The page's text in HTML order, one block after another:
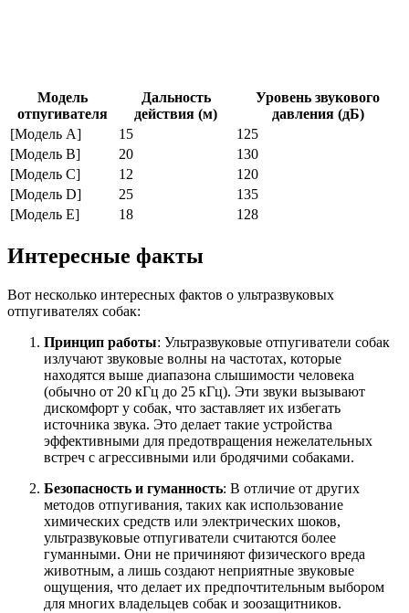
Модель
отпугивателя
Дальность
действия (м)
Уровень звукового
давления (дБ)
[Модель A]
15
125
[Модель B]
20
130
[Модель C]
12
120
[Модель D]
25
135
[Модель E]
18 128
Интересные факты
Вот несколько интересных фактов о ультразвуковых
отпугивателях собак:
Принцип работы: Ультразвуковые отпугиватели собак
излучают звуковые волны на частотах, которые
находятся выше диапазона слышимости человека
(обычно от 20 кГц до 25 кГц). Эти звуки вызывают
дискомфорт у собак, что заставляет их избегать
источника звука. Это делает такие устройства
эффективными для предотвращения нежелательных
встреч с агрессивными или бродячими собаками.
Безопасность и гуманность: В отличие от других
методов отпугивания, таких как использование
химических средств или электрических шоков,
ультразвуковые отпугиватели считаются более
гуманными. Они не причиняют физического вреда
животным, а лишь создают неприятные звуковые
ощущения, что делает их предпочтительным выбором
для многих владельцев собак и зоозащитников.